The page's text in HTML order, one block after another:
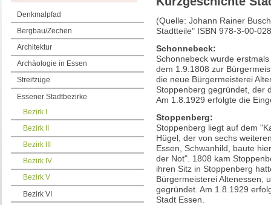
Denkmalpfad
Bergbau/Zechen
Architektur
Archäologie in Essen
Streifzüge
Essener Stadtbezirke
Bezirk I
Bezirk II
Bezirk III
Bezirk IV
Bezirk V
Bezirk VI
(Quelle: Johann Rainer
Stadtteile" ISBN 978-3-00-
Schonnebeck:
Schonnebeck wurde
dem 1.9.1808 zur
die neue Bürgermeisterei
Stoppenberg gegründet, der
Am 1.8.1929 erfolgte die
Stoppenberg:
Stoppenberg liegt auf dem
Hügel, der von sechs
Essen, Schwanhild, baute
der Not". 1808 kam
ihren Sitz in Stoppenberg
Bürgermeisterei Altenessen,
gegründet. Am 1.8.1929
Stadt Essen.